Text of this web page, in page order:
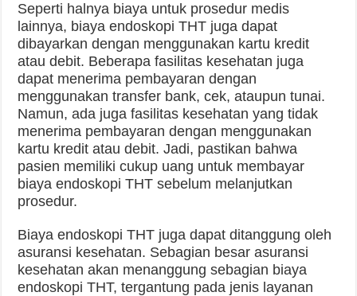
Seperti halnya biaya untuk prosedur medis
lainnya, biaya endoskopi THT juga dapat
dibayarkan dengan menggunakan kartu kredit
atau debit. Beberapa fasilitas kesehatan juga
dapat menerima pembayaran dengan
menggunakan transfer bank, cek, ataupun tunai.
Namun, ada juga fasilitas kesehatan yang tidak
menerima pembayaran dengan menggunakan
kartu kredit atau debit. Jadi, pastikan bahwa
pasien memiliki cukup uang untuk membayar
biaya endoskopi THT sebelum melanjutkan
prosedur.
Biaya endoskopi THT juga dapat ditanggung oleh
asuransi kesehatan. Sebagian besar asuransi
kesehatan akan menanggung sebagian biaya
endoskopi THT, tergantung pada jenis layanan